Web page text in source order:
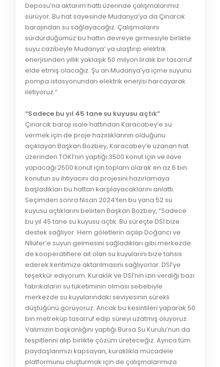
Deposu’na aktarım hattı üzerinde çalışmalarımız
sürüyor. Bu hat sayesinde Mudanya’ya da Çınarcık
barajından su sağlayacağız. Çalışmalarını
sürdürdüğümüz bu hattın devreye girmesiyle birlikte
suyu cazibeyle Mudanya’ ya ulaştırıp elektrik
enerjisinden yıllık yaklaşık 50 milyon liralık bir tasarruf
elde etmiş olacağız. Şu an Mudanya’ya içme suyunu
pompa istasyonundan elektrik enerjisi harcayarak
iletiyoruz.”
“Sadece bu yıl 45 tane su kuyusu açtık”
Çınarcık barajı isale hattından Karacabey’e su
vermek için de proje hazırlıklarının olduğunu
açıklayan Başkan Bozbey, Karacabey’e uzanan hat
üzerinden TOKİ’nin yaptığı 3500 konut için ve ilave
yapacağı 2500 konut için toplam olarak en az 6 bin
konutun su ihtiyacını da projesini hazırlamaya
başladıkları bu hattan karşılayacaklarını anlattı.
Seçimden sonra Nisan 2024’ten bu yana 52 su
kuyusu açtıklarını belirten Başkan Bozbey, “Sadece
bu yıl 45 tane su kuyusu açtık. Bu süreçte DSİ bize
destek sağlıyor. Hem göletlerin açılıp Doğancı ve
Nİlüfer’e suyun gelmesini sağladıkları gibi merkezde
de kooperatiflere ait olan su kuyularını bize tahsis
ederek kentimize aktarılmasını sağlıyorlar. DSİ’ye
teşekkür ediyorum. Kuraklık ve DSİ’nin izin verdiği bazı
fabrikaların su tüketiminin olması sebebiyle
merkezde su kuyularındaki seviyesinin sürekli
düştüğünü görüyoruz. Ancak bu kesintileri yaparak 50
bin metreküp tasarruf edip süreyi uzatmış oluyoruz.
Valimizin başkanlığını yaptığı Bursa Su Kurulu’nun da
tespitlerini alıp birlikte çözüm üreteceğiz. Ayrıca tüm
paydaşlarımızı kapsayan, kuraklıkla mücadele
platformunu oluşturmak için de çalışmalarımıza